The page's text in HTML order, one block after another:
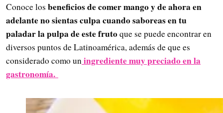
Conoce los beneficios de comer mango y de ahora en
adelante no sientas culpa cuando saboreas en tu
paladar la pulpa de este frutoque se puede encontrar en
diversos puntos de Latinoamérica, además de que es
considerado como uningrediente muy preciado en la
gastronomía.